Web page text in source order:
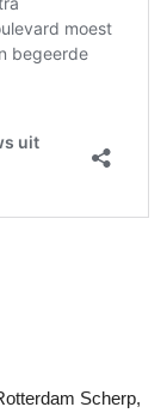
Scherp,